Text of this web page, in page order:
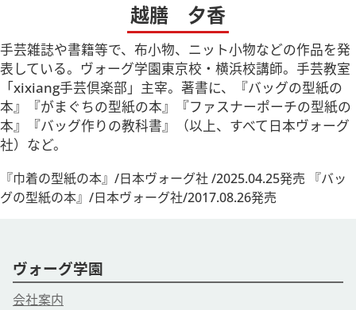
越膳 夕香
手芸雑誌や書籍等で、布小物、ニット小物などの作品を発
表している。ヴォーグ学園東京校・横浜校講師。手芸教室
「xixiang手芸倶楽部」主宰。著書に、『バッグの型紙の
本』『がまぐちの型紙の本』『ファスナーポーチの型紙の
本』『バッグ作りの教科書』（以上、すべて日本ヴォーグ
社）など。
『巾着の型紙の本』/日本ヴォーグ社 /2025.04.25発売 『バッ
グの型紙の本』/日本ヴォーグ社/2017.08.26発売
ヴォーグ学園
会社案内